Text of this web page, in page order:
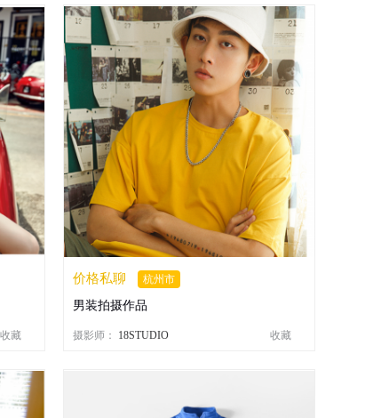
收藏
价格私聊 杭州市
男装拍摄作品
摄影师： 18STUDIO 收藏